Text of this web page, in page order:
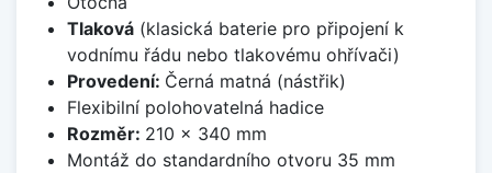
Tlaková(klasická baterie pro připojení k
vodnímu řádu nebo tlakovému ohřívači)
Provedení: Černá matná (nástřik)
Flexibilní polohovatelná hadice
Rozměr: 210 x 340 mm
Montáž do standardního otvoru 35 mm